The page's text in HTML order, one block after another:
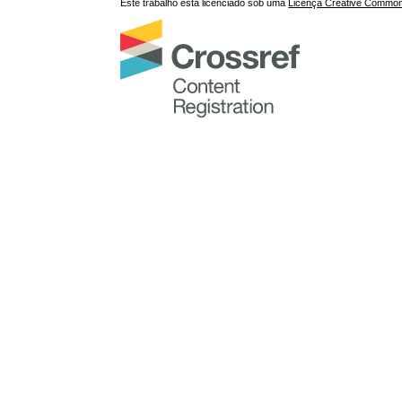
Este trabalho está licenciado sob uma Licença Creative